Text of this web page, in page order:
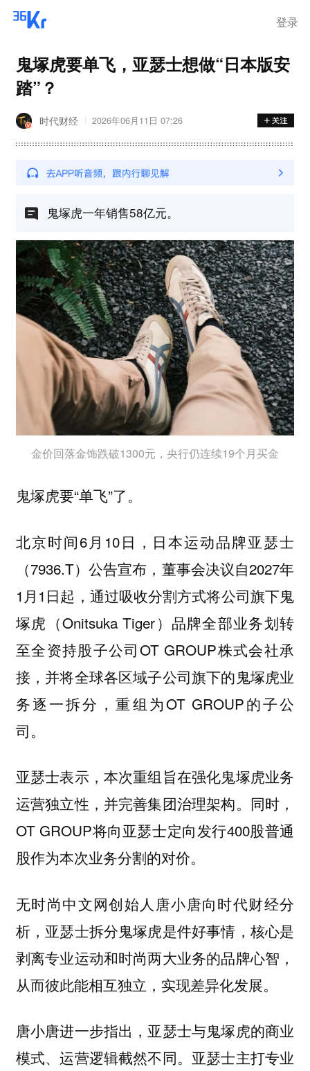
登录
鬼塚虎要单飞，亚瑟士想做“日本版安
踏”？
时代财经 2026年06月11日 07:26
鬼塚虎一年销售58亿元。
金价回落金饰跌破1300元，央行仍连续19个月买金
鬼塚虎要“单飞”了。
北京时间6月10日，日本运动品牌亚瑟士
（7936.T）公告宣布，董事会决议自2027年
1月1日起，通过吸收分割方式将公司旗下鬼
塚虎（Onitsuka Tiger）品牌全部业务划转
至全资持股子公司OT GROUP株式会社承
接，并将全球各区域子公司旗下的鬼塚虎业
务逐一拆分，重组为OT GROUP的子公
司。
亚瑟士表示，本次重组旨在强化鬼塚虎业务
运营独立性，并完善集团治理架构。同时，
OT GROUP将向亚瑟士定向发行400股普通
股作为本次业务分割的对价。
无时尚中文网创始人唐小唐向时代财经分
析，亚瑟士拆分鬼塚虎是件好事情，核心是
剥离专业运动和时尚两大业务的品牌心智，
从而彼此能相互独立，实现差异化发展。
唐小唐进一步指出，亚瑟士与鬼塚虎的商业
模式、运营逻辑截然不同。亚瑟士主打专业